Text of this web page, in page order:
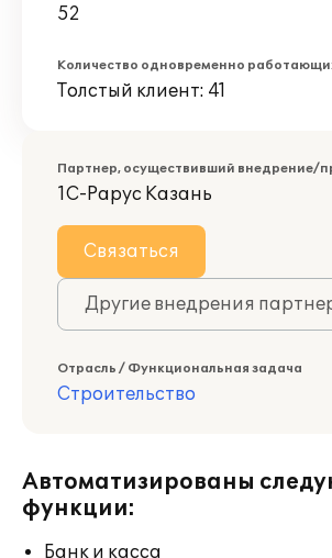
52
Количество одновременно
Толстый клиент: 41
Партнер, осуществивший внедрение/
1С-Рарус Казань
Связаться
Другие внедрения
Отрасль / Функциональная задача
Строительство
Автоматизированы
функции:
Банк и касса